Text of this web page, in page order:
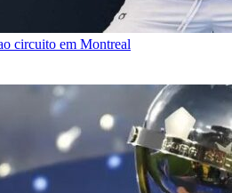
circuito em Montreal